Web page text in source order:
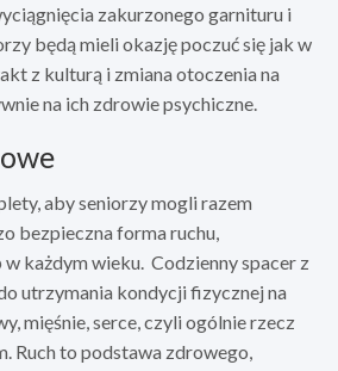
zakurzonego garnituru i
będą mieli okazję poczuć się jak w
z kulturą i zmiana otoczenia na
na ich zdrowie psychiczne.
aby seniorzy mogli razem
bezpieczna forma ruchu,
każdym wieku. Codzienny spacer z
utrzymania kondycji fizycznej na
mięśnie, serce, czyli ogólnie rzecz
Ruch to podstawa zdrowego,